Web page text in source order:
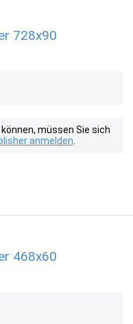
728x90
müssen Sie sich
anmelden
468x60